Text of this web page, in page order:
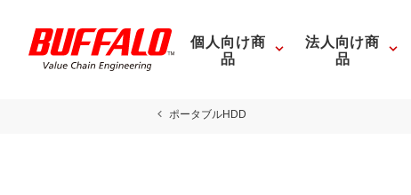
個人向け商
品
法人向け商
品
ポータブルHDD